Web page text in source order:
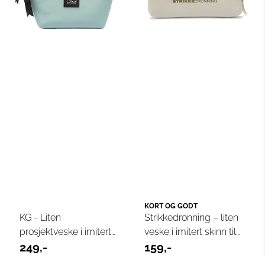
KG - Liten
prosjektveske i imitert
skinn, lysblå
249,-
KORT OG GODT
Strikkedronning – liten
veske i imitert skinn til
strikketilbehør
159,-